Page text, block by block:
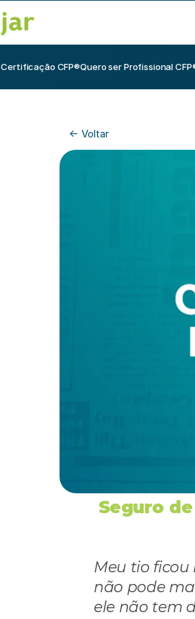
Certificação CFP®Quero ser Profissional
<- Voltar
Seguro
Meu tio ficou
não pode
ele não tem